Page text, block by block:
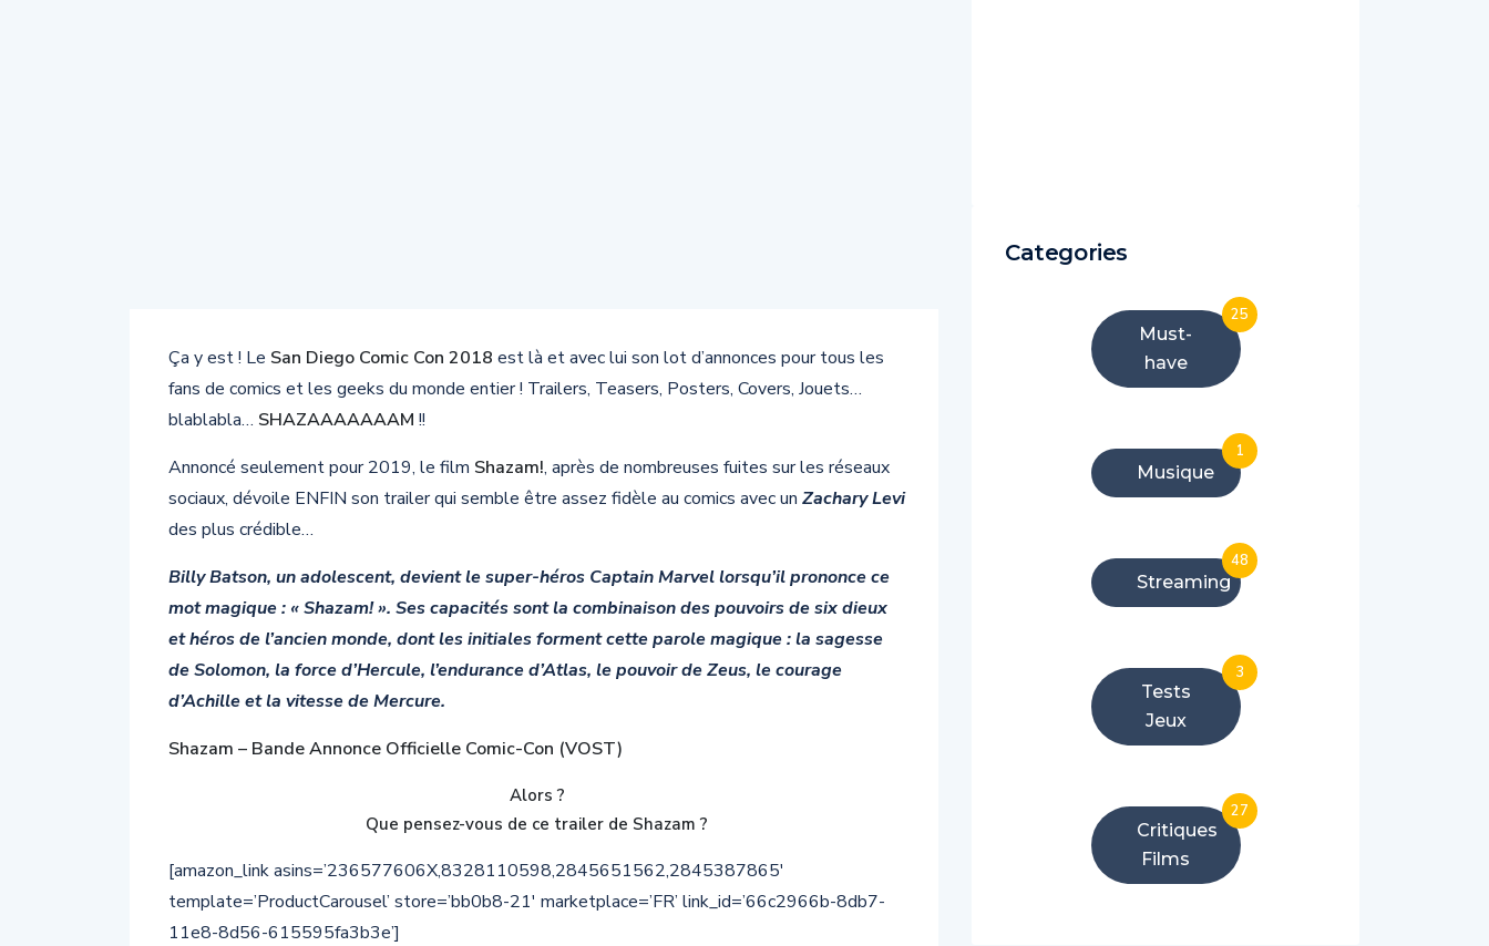
Ça y est ! Le San Diego Comic Con 2018 est là et avec lui son lot d’annonces pour tous les
fans de comics et les geeks du monde entier ! Trailers, Teasers, Posters, Covers, Jouets…
blablabla… SHAZAAAAAAAM !!
Annoncé seulement pour 2019, le film Shazam!, après de nombreuses fuites sur les réseaux
sociaux, dévoile ENFIN son trailer qui semble être assez fidèle au comics avec un Zachary Levi
des plus crédible…
Billy Batson, un adolescent, devient le super-héros Captain Marvel lorsqu’il prononce ce
mot magique : « Shazam! ». Ses capacités sont la combinaison des pouvoirs de six dieux
et héros de l’ancien monde, dont les initiales forment cette parole magique : la sagesse
de Solomon, la force d’Hercule, l’endurance d’Atlas, le pouvoir de Zeus, le courage
d’Achille et la vitesse de Mercure.
Shazam – Bande Annonce Officielle Comic-Con (VOST)
Alors ?
Que pensez-vous de ce trailer de Shazam ?
[amazon_link asins=’236577606X,8328110598,2845651562,2845387865′
template=’ProductCarousel’ store=’bb0b8-21′ marketplace=’FR’ link_id=’66c2966b-8db7-
11e8-8d56-615595fa3b3e’]
Categories
Must-
have
25
Musique
1
Streaming
48
Tests
Jeux
3
Critiques
Films
27